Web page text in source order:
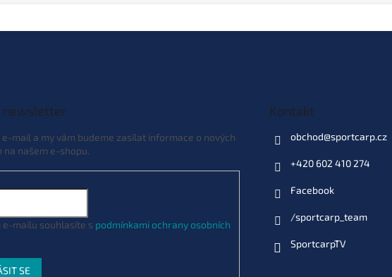
newsletter
mail a my vám budeme zasílat informace o nových
na našem e-shopu.
e-mailu souhlasíte s podmínkami ochrany osobních
SE
Kontakt
obchod@sportcarp.cz
+420 602 410 274
Facebook
/sportcarp_team
SportcarpTV